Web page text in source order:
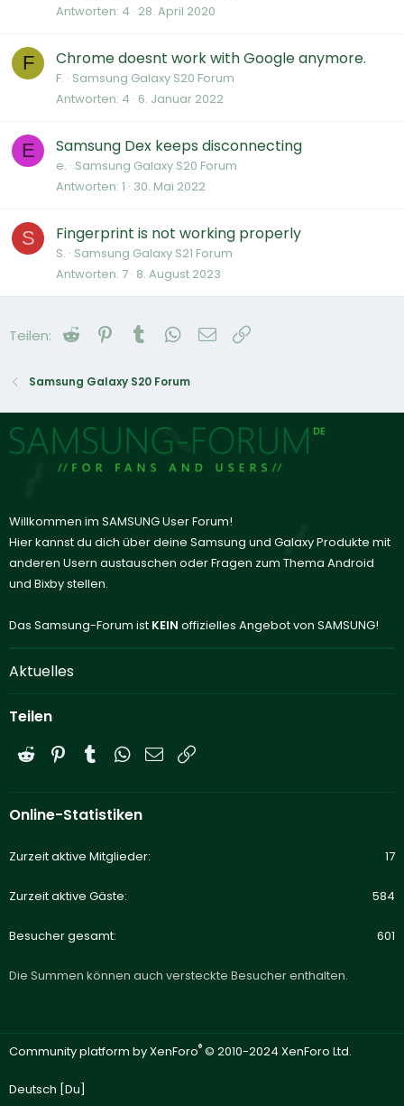
Antworten 4 28. April 2020
F Chrome doesnt work with Google anymore.
F. Samsung Galaxy S20 Forum
Antworten 4 6. Januar 2022
E Samsung Dex keeps disconnecting
e. Samsung Galaxy S20 Forum
Antworten 1 30. Mai 2022
S Fingerprint is not working properly
S. Samsung Galaxy S21 Forum
Antworten 7 8. August 2023
Teilen: Reddit Pinterest
Tumblr WhatsApp
E-Mail
Samsung Galaxy S20 Forum
Willkommen im SAMSUNG User Forum!
Hier kannst du dich über deine Samsung und Galaxy Produkte mit
anderen Usern austauschen oder Fragen zum Thema Android
und Bixby stellen.
Das Samsung-Forum ist KEIN offizielles Angebot von SAMSUNG!
Aktuelles
Teilen
Reddit PinterestTumblrWhatsApp
E-Mail
Online-Statistiken
Zurzeit aktive Mitglieder 17
Zurzeit aktive Gäste 584
Besucher gesamt 601
Die Summen können auch versteckte Besucher enthalten.
Community platform by XenForo® © 2010-2024 XenForo Ltd.
Deutsch [Du]